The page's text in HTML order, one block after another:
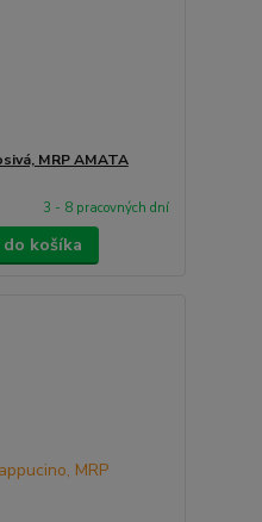
MRP AMATA
3 - 8 pracovných dní
košíka